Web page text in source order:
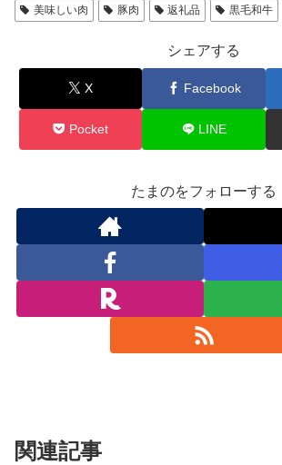
美味しい肉
豚肉 返礼品 黒毛和牛
シェアする
X Facebook
Pocket LINE
たまのをフォローする
関連記事